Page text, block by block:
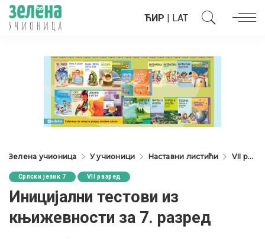
ЋИР | LAT
Зелена учионица У учионици Наставни листићи VII разред
Српски језик 7 VII разред
Иницијални тестови из
књижевности за 7. разред